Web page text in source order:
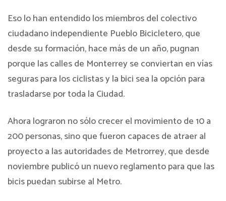
Eso lo han entendido los miembros del colectivo
ciudadano independiente Pueblo Bicicletero, que
desde su formación, hace más de un año, pugnan
porque las calles de Monterrey se conviertan en vías
seguras para los ciclistas y la bici sea la opción para
trasladarse por toda la Ciudad.
Ahora lograron no sólo crecer el movimiento de 10 a
200 personas, sino que fueron capaces de atraer al
proyecto a las autoridades de Metrorrey, que desde
noviembre publicó un nuevo reglamento para que las
bicis puedan subirse al Metro.